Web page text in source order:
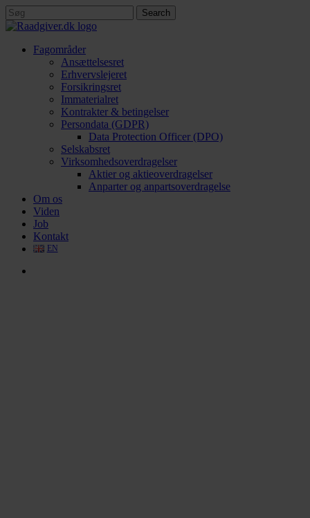
Skip
to
content
Search
Close
search
Menu
Fagområder
Ansættelsesret
Erhvervslejeret
Forsikringsret
Immaterialret
Kontrakter & betingelser
Persondata (GDPR)
Data Protection Officer (DPO)
Selskabsret
Virksomhedsoverdragelser
Aktier og aktieoverdragelser
Anparter og anpartsoverdragelse
Om os
Viden
Job
Kontakt
EN